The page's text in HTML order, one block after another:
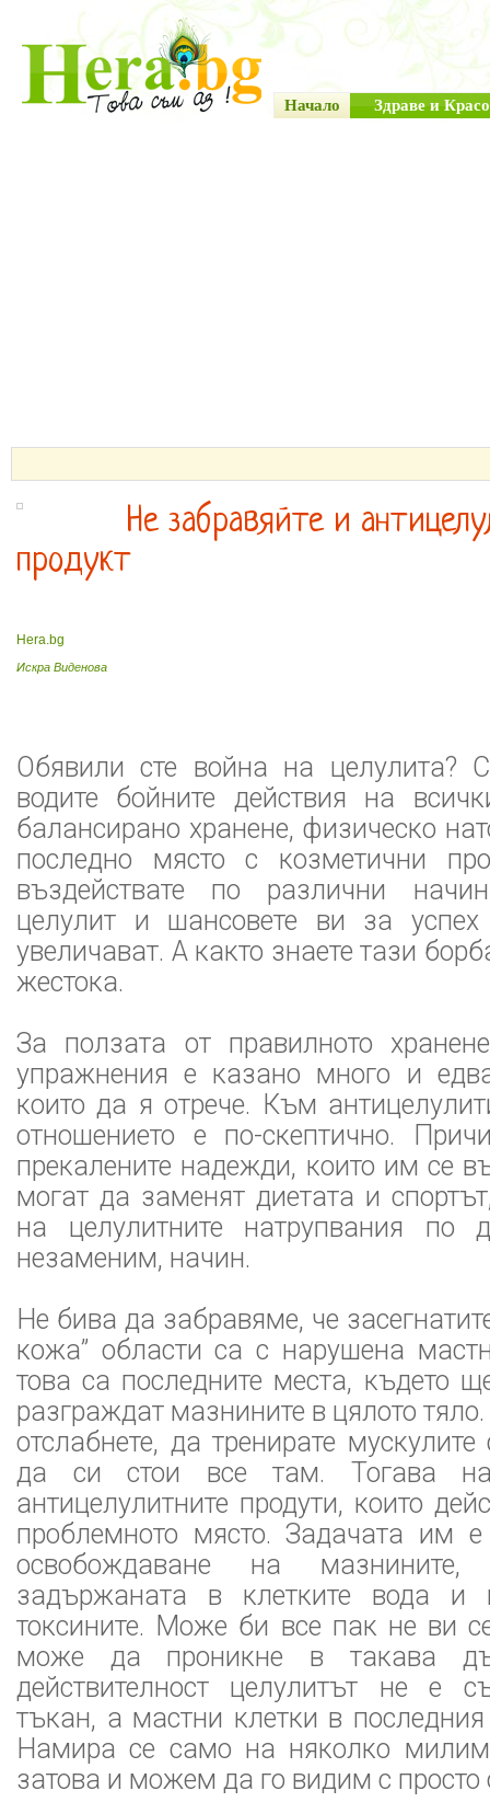
Начало Здраве и
Не забравяйте и
продукт
Hera.bg
Искра Виденова
Обявили сте война на целулита?
водите бойните действия на
балансирано хранене, физическо
последно място с козметични
въздействате по различни
целулит и шансовете ви за успех
увеличават. А както знаете тази
жестока.
За ползата от правилното
упражнения е казано много и
които да я отрече. Към
отношението е по-скептично.
прекалените надежди, които им се
могат да заменят диетата и
на целулитните натрупвания по
незаменим, начин.
Не бива да забравяме, че
кожа” области са с нарушена
това са последните места, където
разграждат мазнините в цялото
отслабнете, да тренирате
да си стои все там. Тогава
антицелулитните продути, които
проблемното място. Задачата им
освобождаване на
задържаната в клетките вода и
токсините. Може би все пак не ви
може да проникне в такава
действителност целулитът не е
тъкан, а мастни клетки в
Намира се само на няколко
затова и можем да го видим с просто